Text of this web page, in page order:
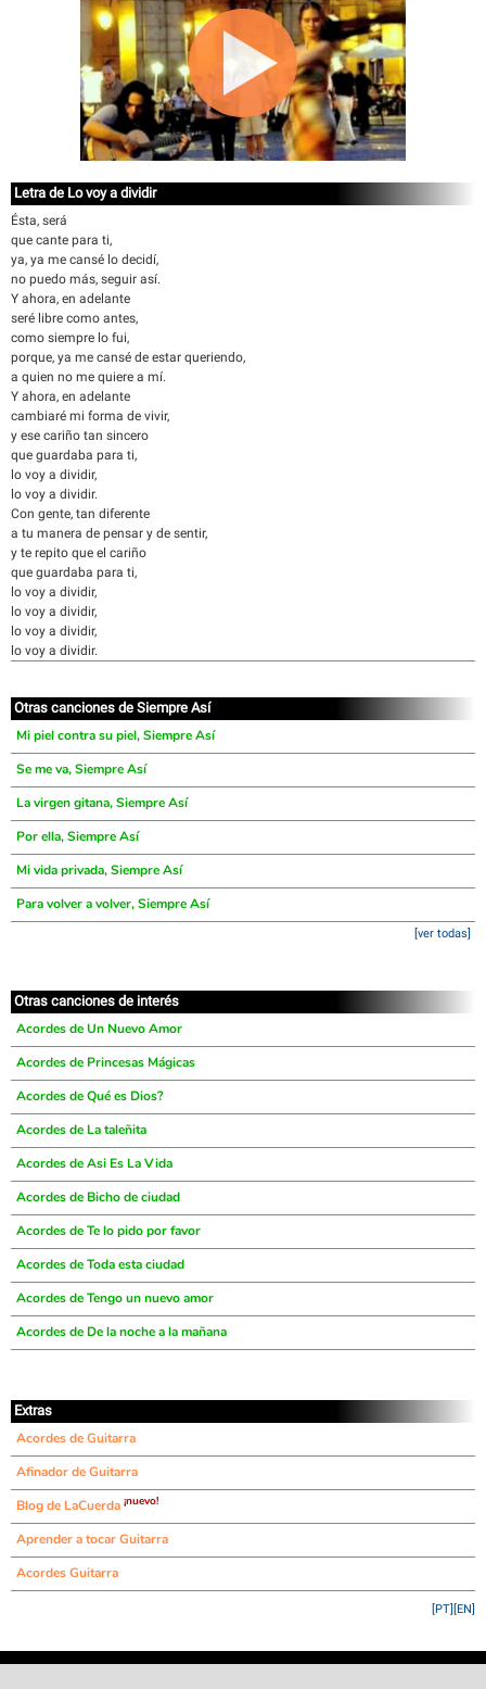
Letra de Lo voy a dividir
Ésta, será
que cante para ti,
ya, ya me cansé lo decidí,
no puedo más, seguir así.
Y ahora, en adelante
seré libre como antes,
como siempre lo fui,
porque, ya me cansé de estar queriendo,
a quien no me quiere a mí.
Y ahora, en adelante
cambiaré mi forma de vivir,
y ese cariño tan sincero
que guardaba para ti,
lo voy a dividir,
lo voy a dividir.
Con gente, tan diferente
a tu manera de pensar y de sentir,
y te repito que el cariño
que guardaba para ti,
lo voy a dividir,
lo voy a dividir,
lo voy a dividir,
lo voy a dividir.
Otras canciones de Siempre Así
Mi piel contra su piel, Siempre Así
Se me va, Siempre Así
La virgen gitana, Siempre Así
Por ella, Siempre Así
Mi vida privada, Siempre Así
Para volver a volver, Siempre Así
[ver todas]
Otras canciones de interés
Acordes de Un Nuevo Amor
Acordes de Princesas Mágicas
Acordes de Qué es Dios?
Acordes de La taleñita
Acordes de Asi Es La Vida
Acordes de Bicho de ciudad
Acordes de Te lo pido por favor
Acordes de Toda esta ciudad
Acordes de Tengo un nuevo amor
Acordes de De la noche a la mañana
Extras
Acordes de Guitarra
Afinador de Guitarra
Blog de LaCuerda ¡nuevo!
Aprender a tocar Guitarra
Acordes Guitarra
[EN]
[PT]